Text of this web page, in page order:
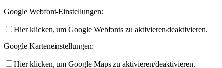
Google Webfont-Einstellungen:
Hier klicken, um Google Webfonts zu aktivieren/deaktivieren.
Google Karteneinstellungen:
Hier klicken, um Google Maps zu aktivieren/deaktivieren.